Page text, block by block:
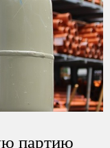
партию